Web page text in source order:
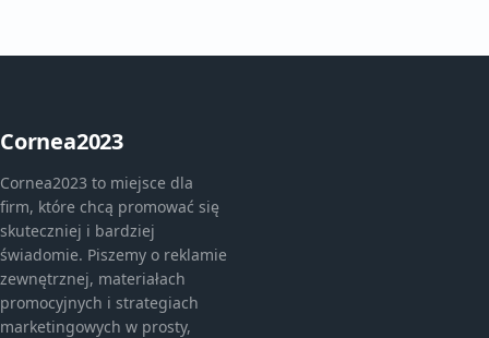
Cornea2023
Cornea2023 to miejsce dla
firm, które chcą promować się
skuteczniej i bardziej
świadomie. Piszemy o reklamie
zewnętrznej, materiałach
promocyjnych i strategiach
marketingowych w prosty,